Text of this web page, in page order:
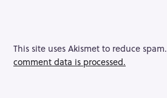
This site uses Akismet to reduce spam.
comment data is processed.